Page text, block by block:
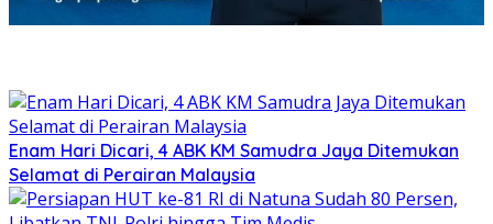
Enam Hari Dicari, 4 ABK KM Samudra Jaya Ditemukan
Selamat di Perairan Malaysia